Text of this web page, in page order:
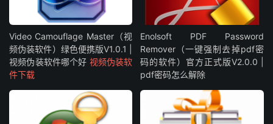
Video Camouflage Master（视
频伪装软件）绿色便携版V1.0.1 |
视频伪装软件哪个好 视频伪装软
件下载
Enolsoft PDF Password
Remover（一键强制去掉pdf密
码的软件）官方正式版V2.0.0 |
pdf密码怎么解除